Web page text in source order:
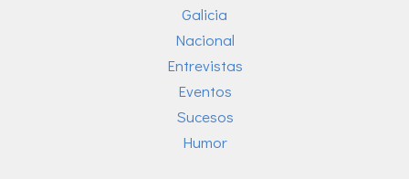
Galicia
Nacional
Entrevistas
Eventos
Sucesos
Humor